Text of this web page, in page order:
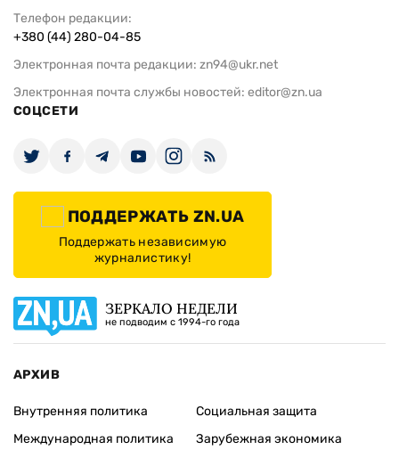
Телефон редакции:
+380 (44) 280-04-85
Электронная почта редакции: zn94@ukr.net
Электронная почта службы новостей: editor@zn.ua
СОЦСЕТИ
ПОДДЕРЖАТЬ ZN.UA
Поддержать независимую
журналистику!
ЗЕРКАЛО НЕДЕЛИ
не подводим с 1994-го года
АРХИВ
Внутренняя политика
Международная политика
Социальная защита
Зарубежная экономика